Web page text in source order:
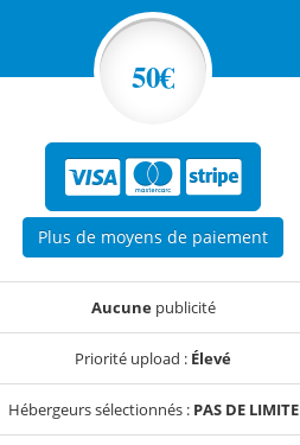
50€
Plus de moyens de paiement
Aucunepublicité
Priorité upload : Élevé
Hébergeurs sélectionnés : PAS DE LIMITE